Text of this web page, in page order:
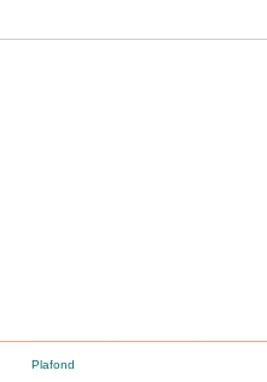
Plafond